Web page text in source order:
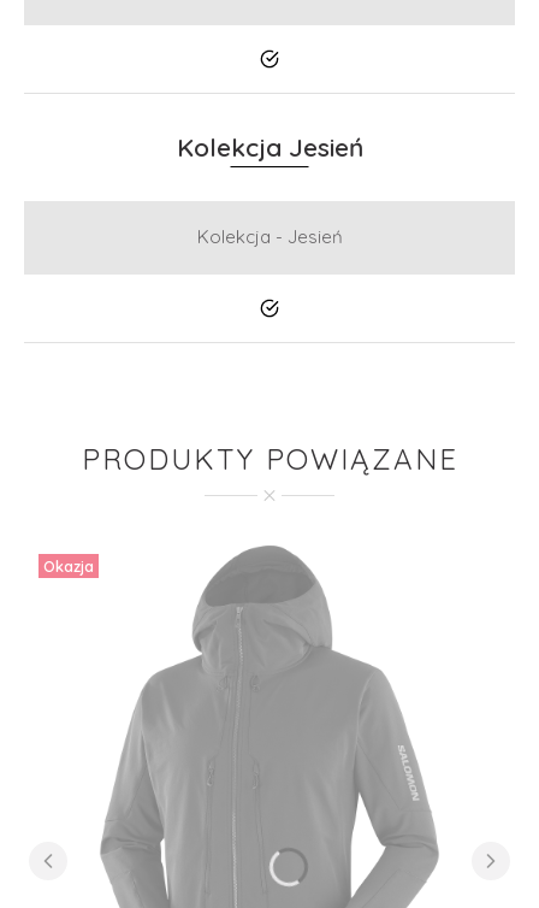
Tak
Kolekcja Jesień
Kolekcja - Jesień
Tak
PRODUKTY POWIĄZANE
Okazja